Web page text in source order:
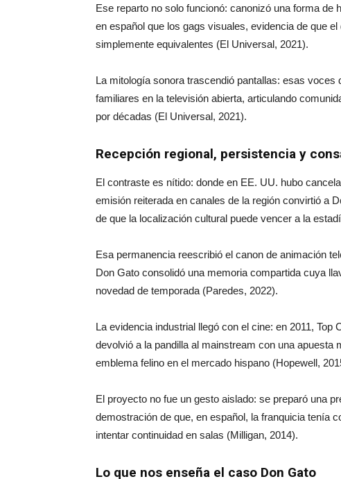
Ese reparto no solo funcionó: canonizó una forma
en español que los gags visuales, evidencia de que
simplemente equivalentes (El Universal, 2021).
La mitología sonora trascendió pantallas: esas
familiares en la televisión abierta, articulando
por décadas (El Universal, 2021).
Recepción regional, persistencia y
El contraste es nítido: donde en EE. UU. hubo
emisión reiterada en canales de la región convirtió a
de que la localización cultural puede vencer a la
Esa permanencia reescribió el canon de animación
Don Gato consolidó una memoria compartida cuya
novedad de temporada (Paredes, 2022).
La evidencia industrial llegó con el cine: en 2011,
devolvió a la pandilla al mainstream con una apuesta
emblema felino en el mercado hispano (Hopewell,
El proyecto no fue un gesto aislado: se preparó una
demostración de que, en español, la franquicia tenía
intentar continuidad en salas (Milligan, 2014).
Lo que nos enseña el caso Don Gato